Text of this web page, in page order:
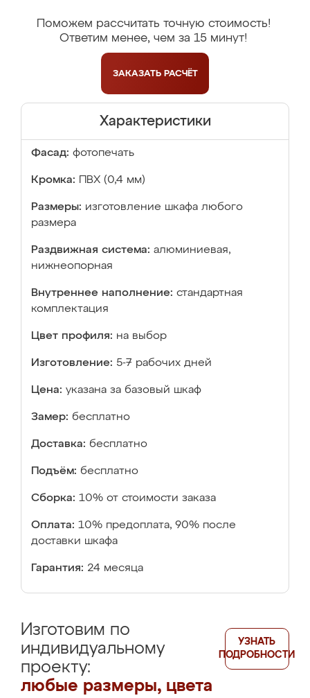
Поможем рассчитать точную стоимость!
Ответим менее, чем за 15 минут!
ЗАКАЗАТЬ РАСЧЁТ
Характеристики
Фасад: фотопечать
Кромка: ПВХ (0,4 мм)
Размеры: изготовление шкафа любого
размера
Раздвижная система: алюминиевая,
нижнеопорная
Внутреннее наполнение: стандартная
комплектация
Цвет профиля: на выбор
Изготовление: 5-7 рабочих дней
Цена: указана за базовый шкаф
Замер: бесплатно
Доставка: бесплатно
Подъём: бесплатно
Сборка: 10% от стоимости заказа
Оплата: 10% предоплата, 90% после
доставки шкафа
Гарантия: 24 месяца
Изготовим по
индивидуальному
проекту:
любые размеры, цвета
УЗНАТЬ
ПОДРОБНОСТИ